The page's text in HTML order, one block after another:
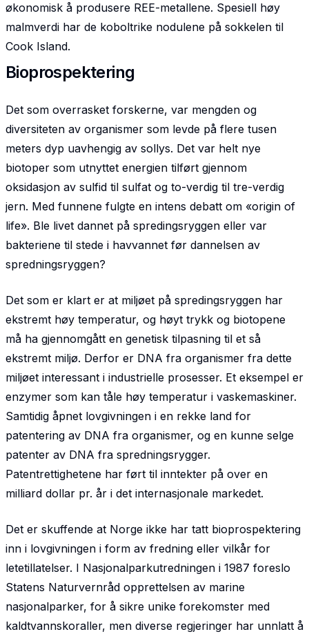
økonomisk å produsere REE-metallene. Spesiell høy
malmverdi har de koboltrike nodulene på sokkelen til
Cook Island.
Bioprospektering
Det som overrasket forskerne, var mengden og
diversiteten av organismer som levde på flere tusen
meters dyp uavhengig av sollys. Det var helt nye
biotoper som utnyttet energien tilført gjennom
oksidasjon av sulfid til sulfat og to-verdig til tre-verdig
jern. Med funnene fulgte en intens debatt om «origin of
life». Ble livet dannet på spredingsryggen eller var
bakteriene til stede i havvannet før dannelsen av
spredningsryggen?
Det som er klart er at miljøet på spredingsryggen har
ekstremt høy temperatur, og høyt trykk og biotopene
må ha gjennomgått en genetisk tilpasning til et så
ekstremt miljø. Derfor er DNA fra organismer fra dette
miljøet interessant i industrielle prosesser. Et eksempel er
enzymer som kan tåle høy temperatur i vaskemaskiner.
Samtidig åpnet lovgivningen i en rekke land for
patentering av DNA fra organismer, og en kunne selge
patenter av DNA fra spredningsrygger.
Patentrettighetene har ført til inntekter på over en
milliard dollar pr. år i det internasjonale markedet.
Det er skuffende at Norge ikke har tatt bioprospektering
inn i lovgivningen i form av fredning eller vilkår for
letetillatelser. I Nasjonalparkutredningen i 1987 foreslo
Statens Naturvernråd opprettelsen av marine
nasjonalparker, for å sikre unike forekomster med
kaldtvannskoraller, men diverse regjeringer har unnlatt å